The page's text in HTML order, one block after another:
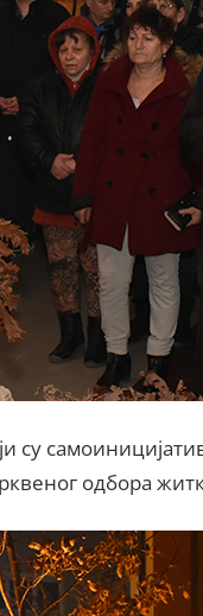
одбора